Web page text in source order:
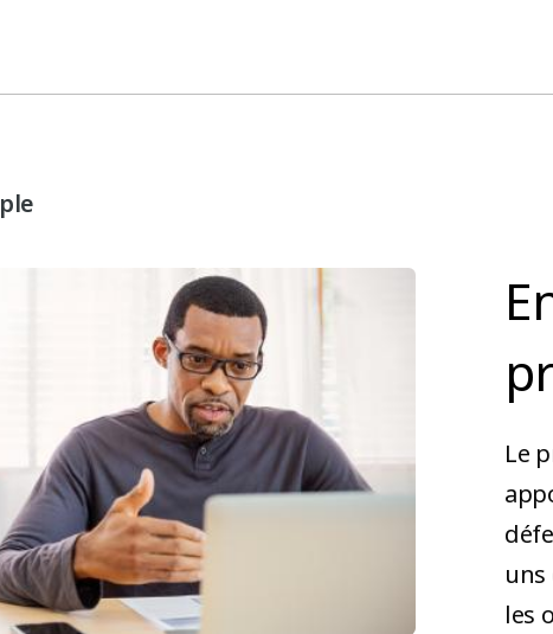
Le
uns
les